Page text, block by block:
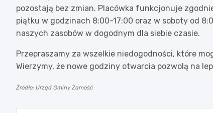
pozostają bez zmian. Placówka funkcjonuje
piątku w godzinach 8:00-17:00 oraz w soboty od
naszych zasobów w dogodnym dla siebie czasie.
Przepraszamy za wszelkie niedogodności, które
Wierzymy, że nowe godziny otwarcia pozwolą na
Źródło: Urząd Gminy Zamość